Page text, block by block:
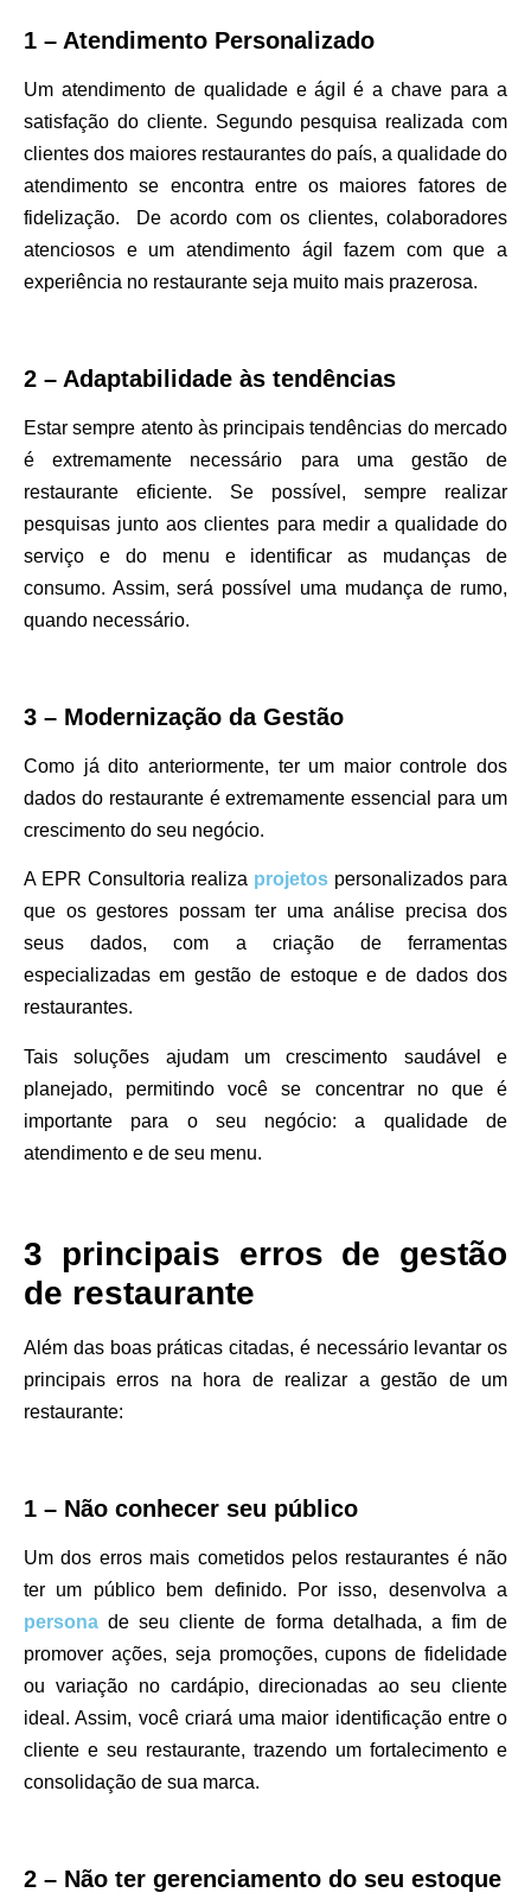
1 – Atendimento Personalizado
Um atendimento de qualidade e ágil é a chave para a
satisfação do cliente. Segundo pesquisa realizada com
clientes dos maiores restaurantes do país, a qualidade do
atendimento se encontra entre os maiores fatores de
fidelização. De acordo com os clientes, colaboradores
atenciosos e um atendimento ágil fazem com que a
experiência no restaurante seja muito mais prazerosa.
2 – Adaptabilidade às tendências
Estar sempre atento às principais tendências do mercado
é extremamente necessário para uma gestão de
restaurante eficiente. Se possível, sempre realizar
pesquisas junto aos clientes para medir a qualidade do
serviço e do menu e identificar as mudanças de
consumo. Assim, será possível uma mudança de rumo,
quando necessário.
3 – Modernização da Gestão
Como já dito anteriormente, ter um maior controle dos
dados do restaurante é extremamente essencial para um
crescimento do seu negócio.
A EPR Consultoria realiza projetos personalizados para
que os gestores possam ter uma análise precisa dos
seus dados, com a criação de ferramentas
especializadas em gestão de estoque e de dados dos
restaurantes.
Tais soluções ajudam um crescimento saudável e
planejado, permitindo você se concentrar no que é
importante para o seu negócio: a qualidade de
atendimento e de seu menu.
3 principais erros de gestão
de restaurante
Além das boas práticas citadas, é necessário levantar os
principais erros na hora de realizar a gestão de um
restaurante:
1 – Não conhecer seu público
Um dos erros mais cometidos pelos restaurantes é não
ter um público bem definido. Por isso, desenvolva a
persona de seu cliente de forma detalhada, a fim de
promover ações, seja promoções, cupons de fidelidade
ou variação no cardápio, direcionadas ao seu cliente
ideal. Assim, você criará uma maior identificação entre o
cliente e seu restaurante, trazendo um fortalecimento e
consolidação de sua marca.
2 – Não ter gerenciamento do seu estoque